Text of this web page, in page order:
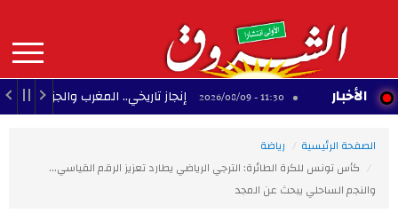
contenu
principal
MAIN
NAVIGATION الأخبار إنجاز تاريخي.. المغرب والجزائر يحققان 3 مكاسب كبرى في كأس إفريقيا للسيدات
الصفحة الرئيسية
رياضة
كأس تونس للكرة الطائرة: الترجي الرياضي يطارد تعزيز الرقم القياسي…
والنجم الساحلي يبحث عن المجد